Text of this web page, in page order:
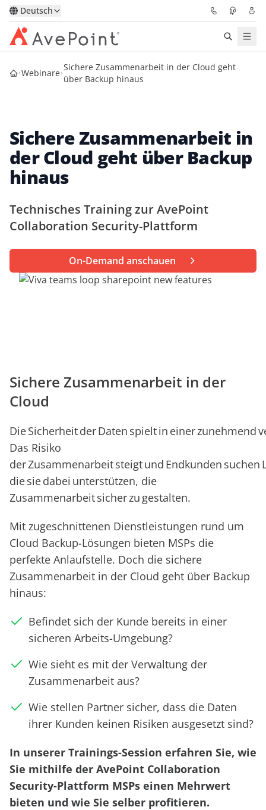
Deutsch
Lösungen
Pricing
Für Partner
Über AvePoint
Sprechen Sie mit unseren
Experten
Demo
anfordern
Webinare
Sichere Zusammenarbeit in der Cloud geht
über Backup hinaus
Sichere Zusammenarbeit in
der Cloud geht über Backup
hinaus
Technisches Training zur AvePoint
Collaboration Security-Plattform
On-Demand anschauen
Sichere Zusammenarbeit in der
Cloud
Die Sicherheit der Daten spielt in einer zunehmend
Das Risiko
der Zusammenarbeit steigt und Endkunden suchen
die sie dabei unterstützen, die
Zusammenarbeit sicher zu gestalten.
Mit zugeschnittenen Dienstleistungen rund um
Cloud Backup-Lösungen bieten MSPs die
perfekte Anlaufstelle. Doch die sichere
Zusammenarbeit in der Cloud geht über Backup
hinaus:
Befindet sich der Kunde bereits in einer
sicheren Arbeits-Umgebung?
Wie sieht es mit der Verwaltung der
Zusammenarbeit aus?
Wie stellen Partner sicher, dass die Daten
ihrer Kunden keinen Risiken ausgesetzt sind?
In unserer Trainings-Session erfahren Sie, wie
Sie mithilfe der AvePoint Collaboration
Security-Plattform MSPs einen Mehrwert
bieten und wie Sie selber profitieren.